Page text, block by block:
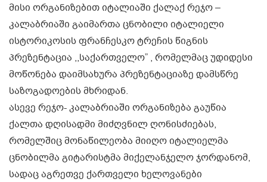
მისი ორგანიზებით იტალიაში ქალაქ რეჯო –
კალაბრიაში გაიმართა ცნობილი იტალიელი
ისტორიკოსის ფრანჩესკო ტრეჩის წიგნის
პრეზენტაცია ,,საქართველო” , რომელმაც უდიდესი
მოწონება დაიმსახურა პრეზენტაციაზე დამსწრე
საზოგადოების მხრიდან.
ასევე რეჯო- კალაბრიაში ორგანიზება გაუწია
ქალთა დღისადმი მიძღვნილ ღონისძიებას,
რომელშიც მონაწილეობა მიიღო იტალიელმა
ცნობილმა გიტარისტმა მიქელანჯელო ჯორდანომ,
სადაც აგრეთვე ქართველი ხელოვანები